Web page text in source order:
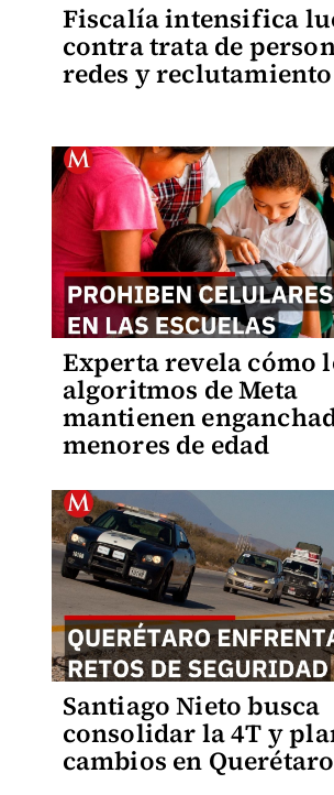
Fiscalía intensifica
contra trata de
redes y
Experta revela cómo
algoritmos de Meta
mantienen
menores de edad
Santiago Nieto busca
consolidar la 4T y
cambios en Querétaro